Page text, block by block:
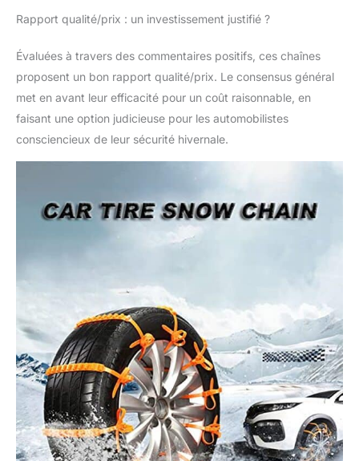
de voiture utilise une
installation sans cric et
utilisée dans la neige, la
boue, le sable et la
glace. Il est plus
pratique et efficace à
utiliser, et a un effet
puissant sur les
terrains spéciaux.
vous répondrons dans
les 24 heures. Si vous
avez des questions en
contacter. Nous vous
fournirons des produits
plus favorables et
pratiques pour vous
offrir une expérience
d'achat plus
satisfaisante.
Rapport qualité/prix : un investissement justifié ?
Évaluées à travers des commentaires positifs, ces chaînes
proposent un bon rapport qualité/prix. Le consensus général
met en avant leur efficacité pour un coût raisonnable, en
faisant une option judicieuse pour les automobilistes
consciencieux de leur sécurité hivernale.